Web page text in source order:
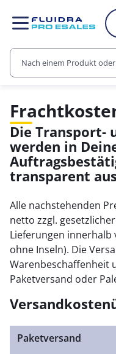
Die Transport-
werden in
transparent
Alle nachstehenden
netto zzgl.
Lieferungen innerhalb
ohne Inseln). Die
Warenbeschaffenheit
Paketversand oder
Paketversand